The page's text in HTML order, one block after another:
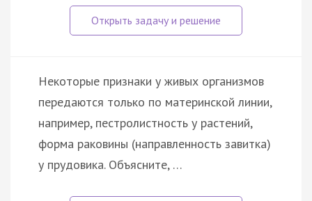
Некоторые признаки у живых организмов
передаются только по материнской линии,
например, пестролистность у растений,
форма раковины (направленность завитка)
у прудовика. Объясните, …